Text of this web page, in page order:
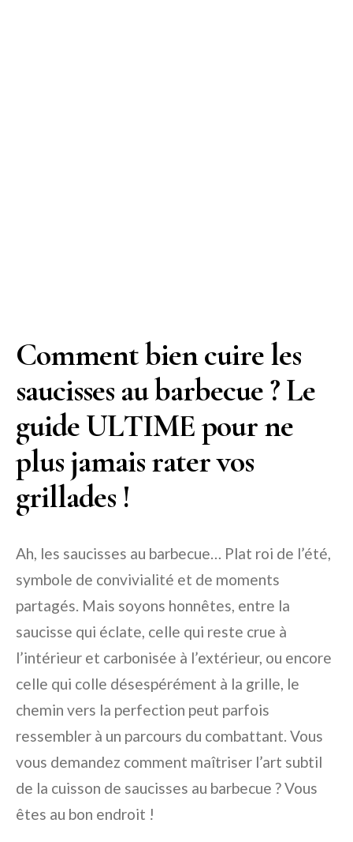
Comment bien cuire les
saucisses au barbecue ? Le
guide ULTIME pour ne
plus jamais rater vos
grillades !
Ah, les saucisses au barbecue… Plat roi de l’été,
symbole de convivialité et de moments
partagés. Mais soyons honnêtes, entre la
saucisse qui éclate, celle qui reste crue à
l’intérieur et carbonisée à l’extérieur, ou encore
celle qui colle désespérément à la grille, le
chemin vers la perfection peut parfois
ressembler à un parcours du combattant. Vous
vous demandez comment maîtriser l’art subtil
de la cuisson de saucisses au barbecue ? Vous
êtes au bon endroit !